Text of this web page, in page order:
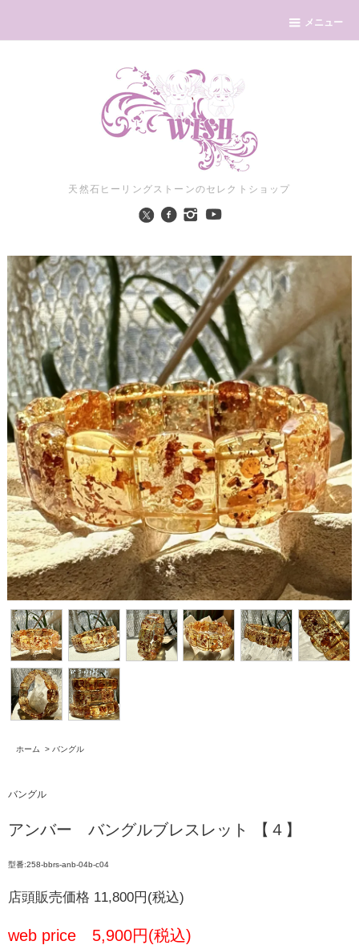
メニュー
天然石ヒーリングストーンのセレクトショップ
ホーム > バングル
バングル
アンバー バングルブレスレット 【４】
型番:258-bbrs-anb-04b-c04
店頭販売価格 11,800円(税込)
web price 5,900円(税込)